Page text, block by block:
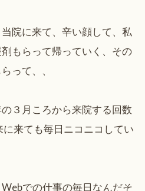
院に来て、辛い顔して、私
もらって帰っていく、その
って、、
３月ころから来院する回数
来ても毎日ニコニコしてい
での仕事の毎日なんだそ